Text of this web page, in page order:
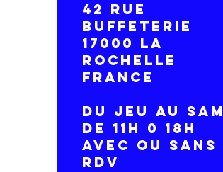
42 RUE
BUFFETERIE
17000 LA
ROCHELLE
France
DU Jeu AU SAM
DE 11H 0 18H
avec ou sans
RDV